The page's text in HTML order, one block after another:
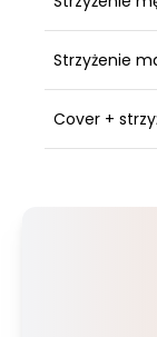
Strzyżenie
Cover +